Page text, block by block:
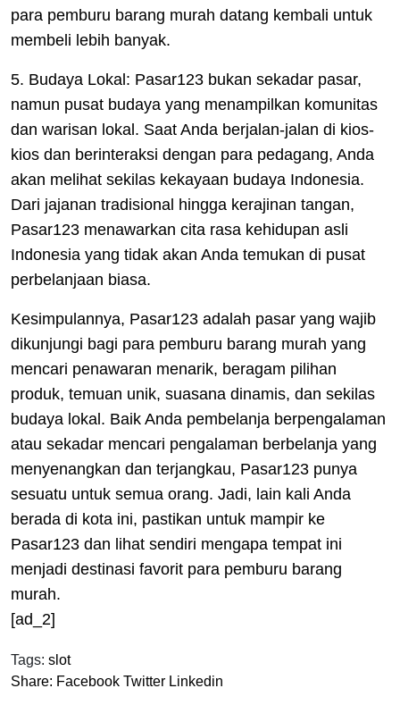
para pemburu barang murah datang kembali untuk
membeli lebih banyak.
5. Budaya Lokal: Pasar123 bukan sekadar pasar,
namun pusat budaya yang menampilkan komunitas
dan warisan lokal. Saat Anda berjalan-jalan di kios-
kios dan berinteraksi dengan para pedagang, Anda
akan melihat sekilas kekayaan budaya Indonesia.
Dari jajanan tradisional hingga kerajinan tangan,
Pasar123 menawarkan cita rasa kehidupan asli
Indonesia yang tidak akan Anda temukan di pusat
perbelanjaan biasa.
Kesimpulannya, Pasar123 adalah pasar yang wajib
dikunjungi bagi para pemburu barang murah yang
mencari penawaran menarik, beragam pilihan
produk, temuan unik, suasana dinamis, dan sekilas
budaya lokal. Baik Anda pembelanja berpengalaman
atau sekadar mencari pengalaman berbelanja yang
menyenangkan dan terjangkau, Pasar123 punya
sesuatu untuk semua orang. Jadi, lain kali Anda
berada di kota ini, pastikan untuk mampir ke
Pasar123 dan lihat sendiri mengapa tempat ini
menjadi destinasi favorit para pemburu barang
murah.
[ad_2]
Tags: slot
Share: Facebook Twitter Linkedin